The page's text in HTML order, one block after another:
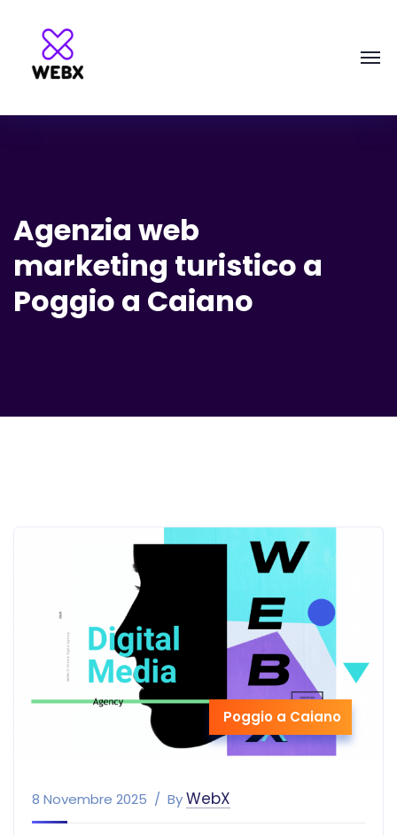
Agenzia web
marketing turistico a
Poggio a Caiano
Poggio a Caiano
8 Novembre 2025 ByWebX